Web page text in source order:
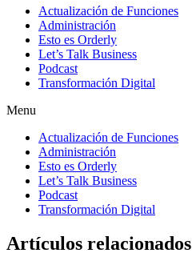
Actualización de Funciones
Administración
Esto es Orderly
Let’s Talk Business
Podcast
Transformación Digital
Menu
Actualización de Funciones
Administración
Esto es Orderly
Let’s Talk Business
Podcast
Transformación Digital
Artículos relacionados